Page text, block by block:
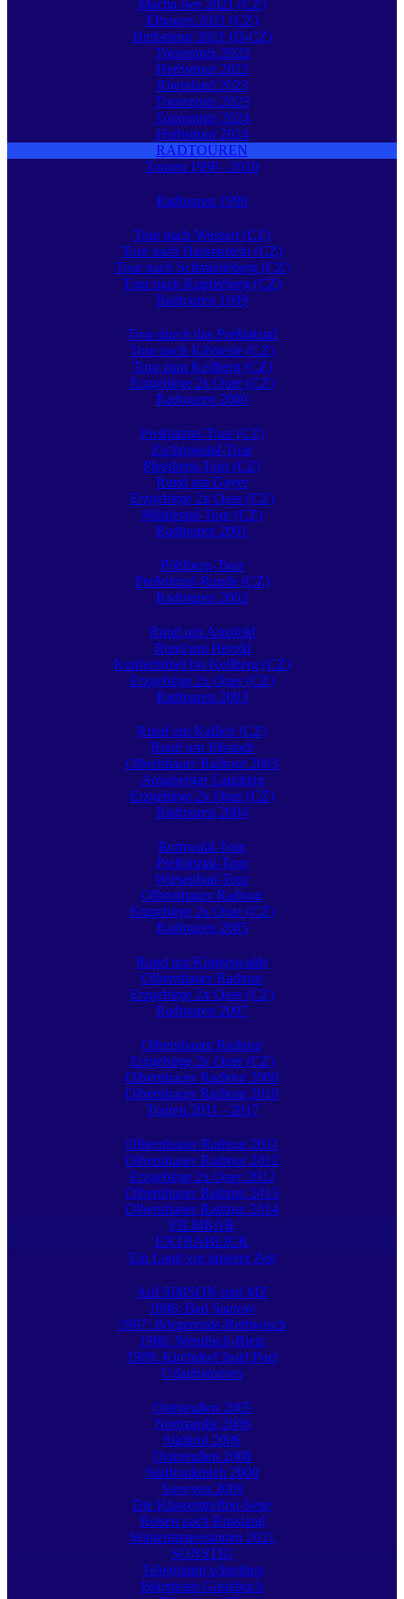
Macha-See 2021 (CZ)
Elbogen 2021 (CZ)
Herbsttour 2021 (D-CZ)
Tourenmix 2022
Herbsttour 2022
Rheinland 2023
Tourenmix 2023
Tourenmix 2024
Herbsttour 2024
RADTOUREN
Touren 1998 - 2010
Radtouren 1998
Tour nach Weipert (CZ)
Tour nach Hassenstein (CZ)
Tour nach Schmiedeberg (CZ)
Tour nach Kupferberg (CZ)
Radtouren 1999
Tour durch das Preßnitztal
Tour nach Klösterle (CZ)
Tour zum Keilberg (CZ)
Erzgebirge 2x Quer (CZ)
Radtouren 2000
Preßnitztal-Tour (CZ)
Zschopautal-Tour
Plessberg-Tour (CZ)
Rund um Geyer
Erzgebirge 2x Quer (CZ)
Mühlental-Tour (CZ)
Radtouren 2001
Pöhlberg-Tour
Preßnitztal-Runde (CZ)
Radtouren 2002
Rund um Arnsfeld
Rund um Herold
Kupferhübel bis Keilberg (CZ)
Erzgebirge 2x Quer (CZ)
Radtouren 2003
Rund um Kallich (CZ)
Rund um Jöhstadt
Olbernhauer Radtour 2003
Annaberger Landring
Erzgebirge 2x Quer (CZ)
Radtouren 2004
Bornwald-Tour
Preßnitztal-Tour
Wiesenbad-Tour
Olbernhauer Radtour
Erzgebirge 2x Quer (CZ)
Radtouren 2005
Rund um Königswalde
Olbernhauer Radtour
Erzgebirge 2x Quer (CZ)
Radtouren 2007
Olbernhauer Radtour
Erzgebirge 2x Quer (CZ)
Olbernhauer Radtour 2009
Olbernhauer Radtour 2010
Touren 2011 - 2017
Olbernhauer Radtour 2011
Olbernhauer Radtour 2012
Erzgebirge 2x Quer 2012
Olbernhauer Radtour 2013
Olbernhauer Radtour 2014
FILMBAR
EXTRABLICK
Ein Land vor unserer Zeit
Auf SIMSON und MZ
1986: Bad Saarow
1987: Börgerende-Rethwisch
1988: Wendisch-Rietz
1989: Kirchdorf Insel Poel
Urlaubstouren
Ostpreußen 2005
Normandie 2006
Südtirol 2006
Ostpreußen 2008
Südfrankreich 2008
Savoyen 2009
Die Klassentreffen-Seite
Reisen nach Russland
Winterimpressionen 2021
SONSTIG
Telegramm schreiben
Bikerteam Gästebuch